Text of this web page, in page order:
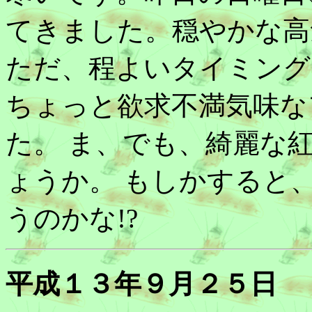
てきました。穏やかな
ただ、程よいタイミン
ちょっと欲求不満気味
た。 ま、でも、綺麗な
ょうか。 もしかすると
うのかな!?
平成１３年９月２５日